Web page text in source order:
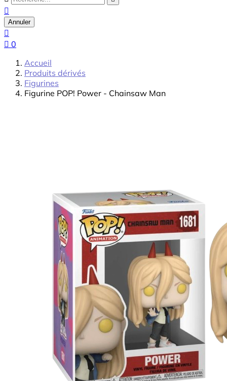

Annuler

 0
Accueil
Produits dérivés
Figurines
Figurine POP! Power - Chainsaw Man